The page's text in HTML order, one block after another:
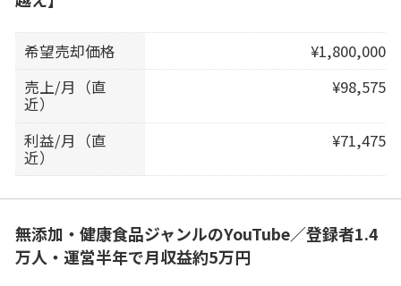
希望売却価格
¥1,800,000
売上/月（直
近）
¥98,575
利益/月（直
近）
¥71,475
無添加・健康食品ジャンルのYouTube／登録者1.4
万人・運営半年で月収益約5万円